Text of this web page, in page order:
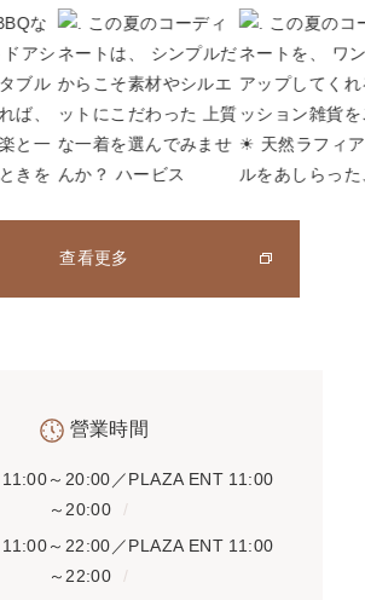
查看更多
營業時間
11:00～20:00／PLAZA ENT 11:00
～20:00
11:00～22:00／PLAZA ENT 11:00
～22:00